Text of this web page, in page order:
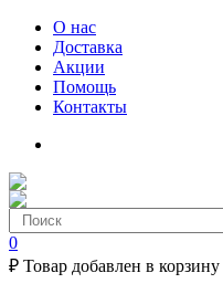
О нас
Доставка
Акции
Помощь
Контакты
0
₽ Товар добавлен в корзину